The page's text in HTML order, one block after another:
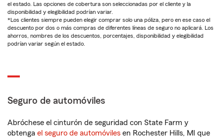
el estado. Las opciones de cobertura son seleccionadas por el cliente y la
disponibilidad y elegibilidad podrían variar.
*Los clientes siempre pueden elegir comprar solo una póliza, pero en ese caso el
descuento por dos o más compras de diferentes líneas de seguro no aplicará. Los
ahorros, nombres de los descuentos, porcentajes, disponibilidad y elegibilidad
podrían variar según el estado.
Seguro de automóviles
Abróchese el cinturón de seguridad con State Farm y
obtenga el seguro de automóviles en Rochester Hills, MI que